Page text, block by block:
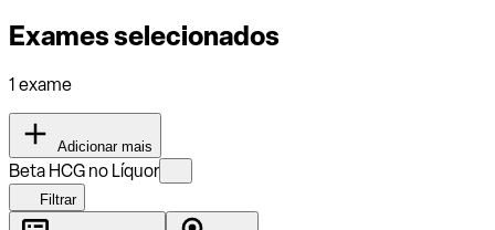
Exames selecionados
1 exame
Adicionar mais
Beta HCG no Líquor
Filtrar